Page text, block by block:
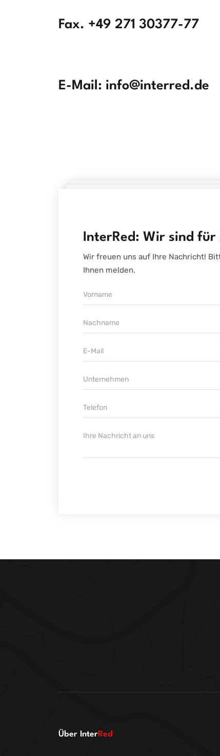
Fax. +49 271 30377-77
E-Mail: info@interred.de
InterRed: Wir sind für
Wir freuen uns auf Ihre Nachricht!
Ihnen melden.
Über InterRed